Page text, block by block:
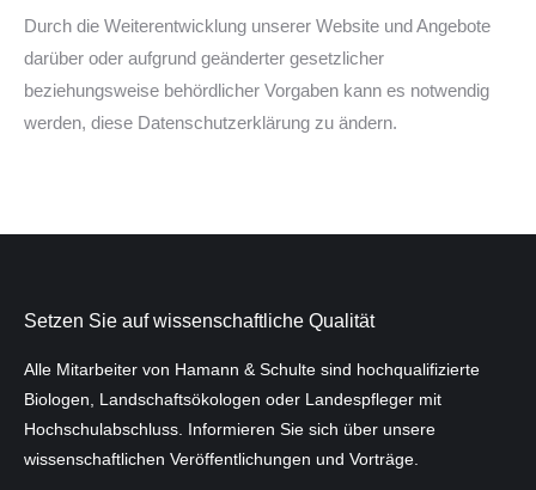
Durch die Weiterentwicklung unserer Website und Angebote
darüber oder aufgrund geänderter gesetzlicher
beziehungsweise behördlicher Vorgaben kann es notwendig
werden, diese Datenschutzerklärung zu ändern.
Setzen Sie auf wissenschaftliche Qualität
Alle Mitarbeiter von Hamann & Schulte sind hochqualifizierte
Biologen, Landschaftsökologen oder Landespfleger mit
Hochschulab­schluss. Informieren Sie sich über unsere
wissenschaftlichen Veröffentlichungen und Vorträge.